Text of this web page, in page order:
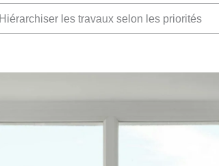
Hiérarchiser les travaux selon les priorités